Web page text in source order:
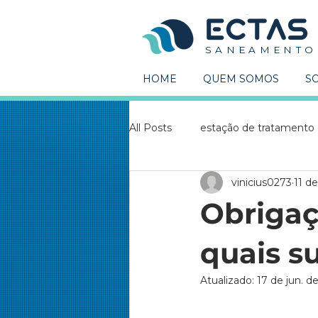
S A N E A M E N T O
HOME QUEM SOMOS
All Posts estação de tratamento
Estações de tratamento
quais
vinicius0273 11
Atualizado: 17 de jun.